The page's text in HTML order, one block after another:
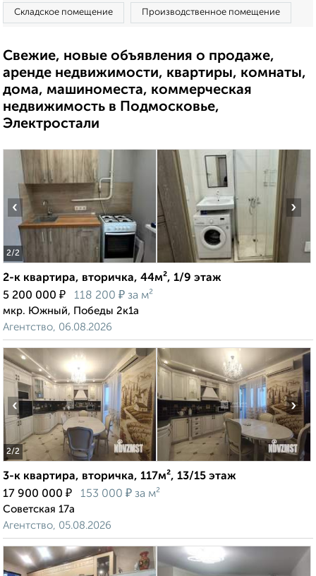
Складское помещение Производственное помещение
Свежие, новые объявления о продаже,
аренде недвижимости, квартиры, комнаты,
дома, машиноместа, коммерческая
недвижимость в Подмосковье,
Электростали
2/2
‹ ›
2-к квартира, вторичка, 44м², 1/9 этаж
5 200 000 ₽ 118 200 ₽ за м²
мкр. Южный, Победы 2к1а
Агентство, 06.08.2026
2/2
‹ ›
3-к квартира, вторичка, 117м², 13/15 этаж
17 900 000 ₽ 153 000 ₽ за м²
Советская 17а
Агентство, 05.08.2026